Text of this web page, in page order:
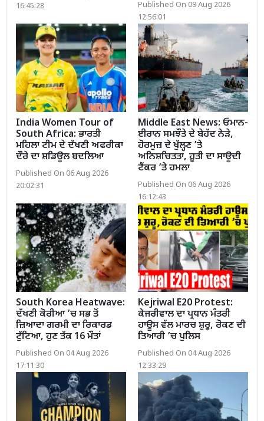
16:45:28
Published On 09 Aug 2026
12:56:01
India Women Tour of
South Africa: ਭਾਰਤੀ
ਮਹਿਲਾ ਟੀਮ ਦੇ ਦੱਖਣੀ ਅਫਰੀਕਾ
ਦੌਰੇ ਦਾ ਸ਼ਡਿਊਲ ਬਦਲਿਆ
Published On 06 Aug 2026
20:02:31
Middle East News: ਓਮਾਨ-
ਈਰਾਨ ਸਮਝੌਤੇ ਦੇ ਬੇਹੱਦ ਨੇੜੇ,
ਹੋਰਮੁਜ਼ ਦੇ ਖੁੱਲ੍ਹਣ ’ਤੇ
ਅਨਿਸ਼ਚਿਤਤਾ, ਹੂਤੀ ਦਾ ਸਾਊਦੀ
ਟੈਂਕਰ ’ਤੇ ਹਮਲਾ
Published On 06 Aug 2026
16:12:43
South Korea Heatwave:
ਦੱਖਣੀ ਕੋਰੀਆ ’ਚ ਸਭ ਤੋਂ
ਜ਼ਿਆਦਾ ਗਰਮੀ ਦਾ ਰਿਕਾਰਡ
ਟੁੱਟਿਆ, ਹੁਣ ਤੱਕ 16 ਮੌਤਾਂ
Published On 04 Aug 2026
17:11:30
Kejriwal E20 Protest:
ਕੇਜਰੀਵਾਲ ਦਾ ਪ੍ਰਧਾਨ ਮੰਤਰੀ
ਹਾਊਸ ਵੱਲ ਮਾਰਚ ਸ਼ੁਰੂ, ਰੋਕਣ ਦੀ
ਤਿਆਰੀ ’ਚ ਪੁਲਿਸ
Published On 04 Aug 2026
12:33:29